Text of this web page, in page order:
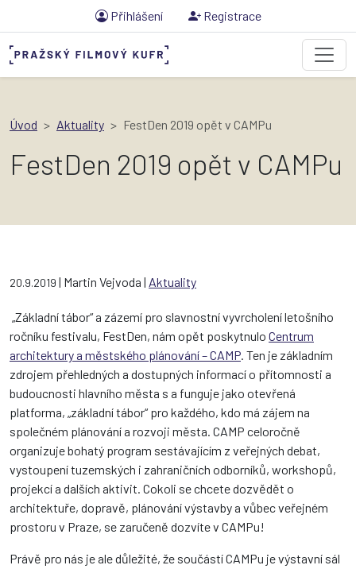
Přihlášení Registrace
Úvod Aktuality FestDen 2019 opět v CAMPu
FestDen 2019 opět v CAMPu
20.9.2019 | Martin Vejvoda | Aktuality
„Základní tábor“ a zázemí pro slavnostní vyvrcholení letošního
ročníku festivalu, FestDen, nám opět poskytnulo Centrum
architektury a městského plánování – CAMP. Ten je základním
zdrojem přehledných a dostupných informací o přítomnosti a
budoucnosti hlavního města s a funguje jako otevřená
platforma, „základní tábor“ pro každého, kdo má zájem na
společném plánování a rozvoji města. CAMP celoročně
organizuje bohatý program sestávajícím z veřejných debat,
vystoupení tuzemských i zahraničních odborníků, workshopů,
projekcí a dalších aktivit. Cokoli se chcete dozvědět o
architektuře, dopravě, plánování výstavby a vůbec veřejném
prostoru v Praze, se zaručeně dozvíte v CAMPu!
Právě pro nás je ale důležité, že součástí CAMPu je výstavní sál